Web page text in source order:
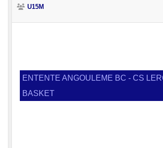
U15M
ENTENTE ANGOULEME BC - CS
BASKET